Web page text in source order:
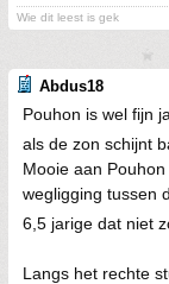
Wie dit leest is gek
Abdus18
Pouhon is wel fijn
als de zon schijnt
Mooie aan
wegligging tussen
6,5 jarige dat niet
Langs het rechte